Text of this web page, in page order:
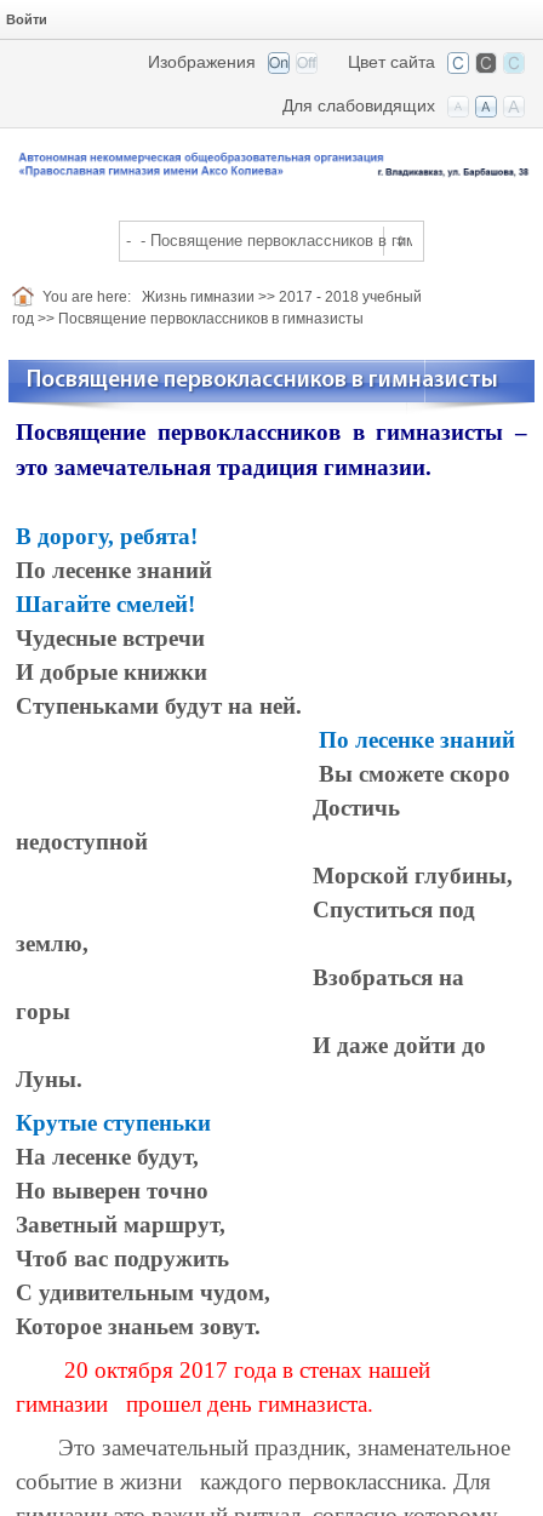
Войти
Цвет сайта
Изображения
Для слабовидящих
You are here: Жизнь гимназии >> 2017 - 2018 учебный
год >> Посвящение первоклассников в гимназисты
Посвящение первоклассников в гимназисты
Посвящение первоклассников в гимназисты –
это замечательная традиция гимназии.
В дорогу, ребята!
По лесенке знаний
Шагайте смелей!
Чудесные встречи
И добрые книжки
Ступеньками будут на ней.
По лесенке знаний
Вы сможете скоро
Достичь
недоступной
Морской глубины,
Спуститься под
землю,
Взобраться на
горы
И даже дойти до
Луны.
Крутые ступеньки
На лесенке будут,
Но выверен точно
Заветный маршрут,
Чтоб вас подружить
С удивительным чудом,
Которое знаньем зовут.
20 октября 2017 года в стенах нашей
гимназии прошел день гимназиста.
Это замечательный праздник, знаменательное
событие в жизни каждого первоклассника. Для